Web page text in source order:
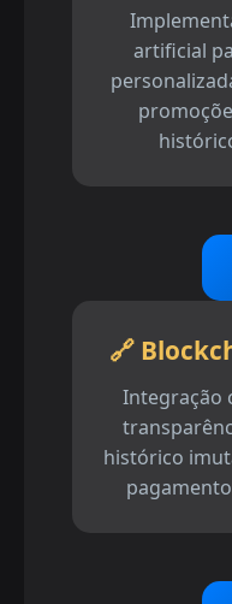
artificial
🔗
Integração
histórico